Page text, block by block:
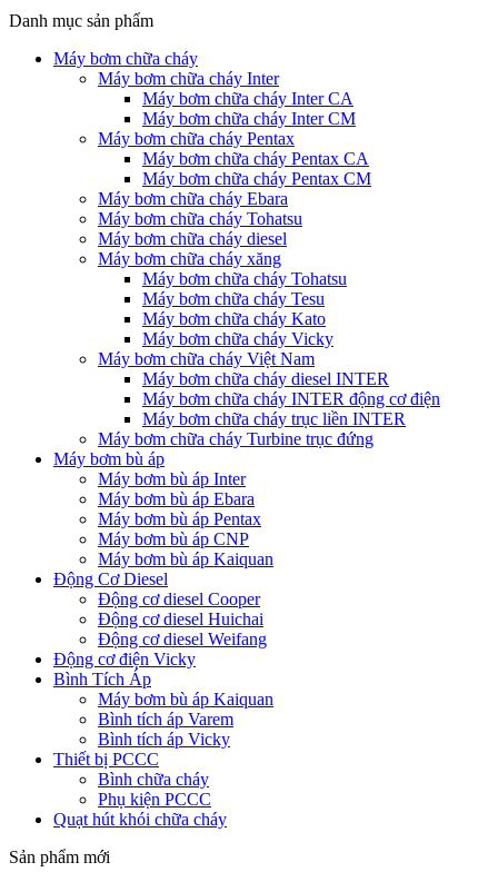
Danh mục sản phẩm
Máy bơm chữa cháy
Máy bơm chữa cháy Inter
Máy bơm chữa cháy Inter CA
Máy bơm chữa cháy Inter CM
Máy bơm chữa cháy Pentax
Máy bơm chữa cháy Pentax CA
Máy bơm chữa cháy Pentax CM
Máy bơm chữa cháy Ebara
Máy bơm chữa cháy Tohatsu
Máy bơm chữa cháy diesel
Máy bơm chữa cháy xăng
Máy bơm chữa cháy Tohatsu
Máy bơm chữa cháy Tesu
Máy bơm chữa cháy Kato
Máy bơm chữa cháy Vicky
Máy bơm chữa cháy Việt Nam
Máy bơm chữa cháy diesel INTER
Máy bơm chữa cháy INTER động cơ điện
Máy bơm chữa cháy trục liền INTER
Máy bơm chữa cháy Turbine trục đứng
Máy bơm bù áp
Máy bơm bù áp Inter
Máy bơm bù áp Ebara
Máy bơm bù áp Pentax
Máy bơm bù áp CNP
Máy bơm bù áp Kaiquan
Động Cơ Diesel
Động cơ diesel Cooper
Động cơ diesel Huichai
Động cơ diesel Weifang
Động cơ điện Vicky
Bình Tích Áp
Máy bơm bù áp Kaiquan
Bình tích áp Varem
Bình tích áp Vicky
Thiết bị PCCC
Bình chữa cháy
Phụ kiện PCCC
Quạt hút khói chữa cháy
Sản phẩm mới